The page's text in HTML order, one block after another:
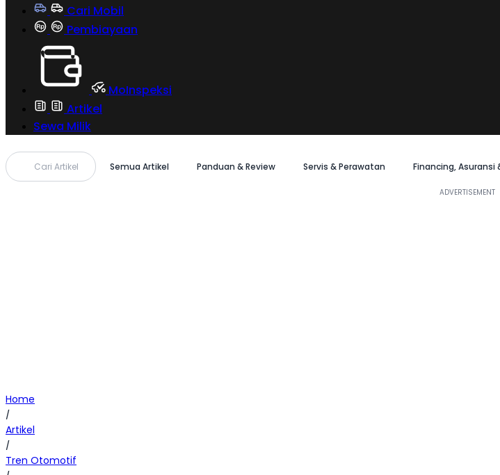
Cari Mobil
Pembiayaan
MoInspeksi
Artikel
Sewa Milik
Cari Artikel Semua Artikel Panduan & Review Servis & Perawatan Financing, Asuransi
Home
/
Artikel
/
Tren Otomotif